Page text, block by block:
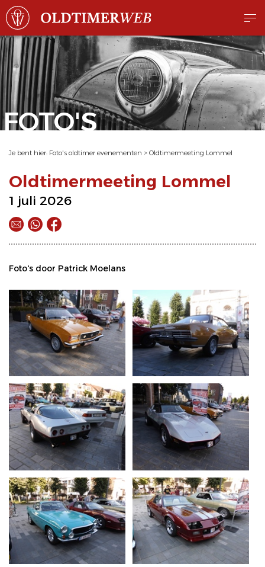
FOTO'S
Je bent hier: Foto's oldtimer evenementen > Oldtimermeeting Lommel
Oldtimermeeting Lommel
1 juli 2026
Foto's door Patrick Moelans